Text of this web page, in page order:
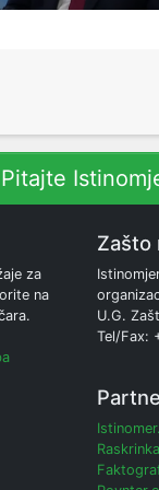
Pitajte
za
na
Zašto
U.G.
Tel/Fax: